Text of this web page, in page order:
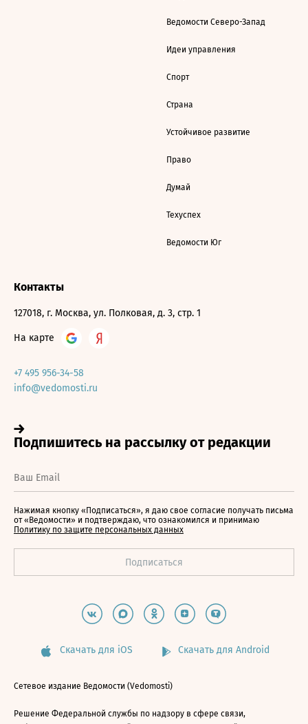
Ведомости Северо-Запад
Идеи управления
Спорт
Страна
Устойчивое развитие
Право
Думай
Техуспех
Ведомости Юг
Контакты
127018, г. Москва, ул. Полковая, д. 3, стр. 1
На карте
+7 495 956-34-58
info@vedomosti.ru
Нажимая кнопку «Подписаться», я даю свое согласие получать письма
от «Ведомости» и подтверждаю, что ознакомился и принимаю
Политику по защите персональных данных
Скачать для iOS Скачать для Android
Сетевое издание Ведомости (Vedomosti)
Решение Федеральной службы по надзору в сфере связи,